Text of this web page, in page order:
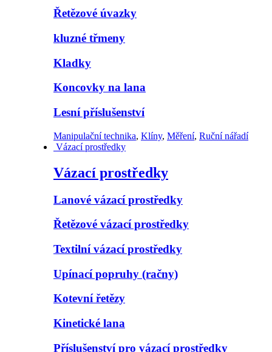
Řetězové úvazky
kluzné třmeny
Kladky
Koncovky na lana
Lesní příslušenství
Manipulační technika, Klíny, Měření, Ruční nářadí
Vázací prostředky
Vázací prostředky
Lanové vázací prostředky
Řetězové vázací prostředky
Textilní vázací prostředky
Upínací popruhy (račny)
Kotevní řetězy
Kinetické lana
Příslušenství pro vázací prostředky